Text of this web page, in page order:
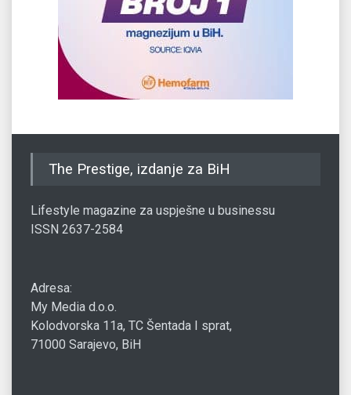
The Prestige, izdanje za BiH
Lifestyle magazine za uspješne u businessu
ISSN 2637-2584
Adresa:
My Media d.o.o.
Kolodvorska 11a, TC Šentada I sprat,
71000 Sarajevo, BiH